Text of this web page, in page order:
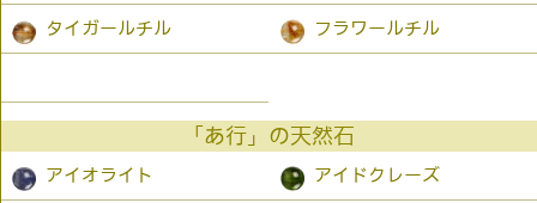
タイガールチル フラワールチル
「あ行」の天然石
アイオライト アイドクレーズ